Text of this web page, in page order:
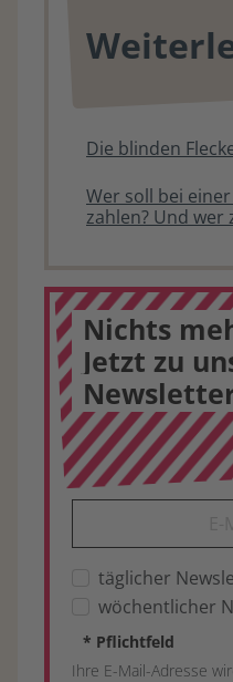
Die blinden
Wer soll bei
zahlen? Und wer
Nichts
Jetzt zu
täglicher
wöchentlicher
* Pflichtfeld
Ihre E-Mail-Adresse